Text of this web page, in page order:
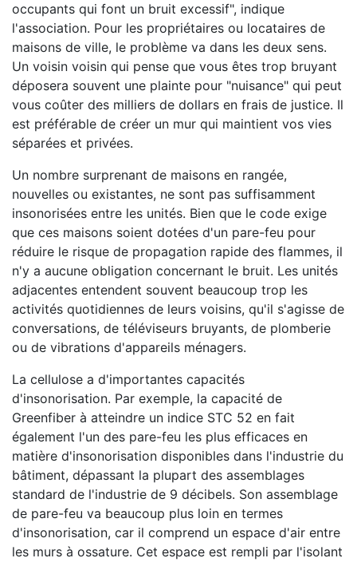
occupants qui font un bruit excessif", indique
l'association. Pour les propriétaires ou locataires de
maisons de ville, le problème va dans les deux sens.
Un voisin voisin qui pense que vous êtes trop bruyant
déposera souvent une plainte pour "nuisance" qui peut
vous coûter des milliers de dollars en frais de justice. Il
est préférable de créer un mur qui maintient vos vies
séparées et privées.
Un nombre surprenant de maisons en rangée,
nouvelles ou existantes, ne sont pas suffisamment
insonorisées entre les unités. Bien que le code exige
que ces maisons soient dotées d'un pare-feu pour
réduire le risque de propagation rapide des flammes, il
n'y a aucune obligation concernant le bruit. Les unités
adjacentes entendent souvent beaucoup trop les
activités quotidiennes de leurs voisins, qu'il s'agisse de
conversations, de téléviseurs bruyants, de plomberie
ou de vibrations d'appareils ménagers.
La cellulose a d'importantes capacités
d'insonorisation. Par exemple, la capacité de
Greenfiber à atteindre un indice STC 52 en fait
également l'un des pare-feu les plus efficaces en
matière d'insonorisation disponibles dans l'industrie du
bâtiment, dépassant la plupart des assemblages
standard de l'industrie de 9 décibels. Son assemblage
de pare-feu va beaucoup plus loin en termes
d'insonorisation, car il comprend un espace d'air entre
les murs à ossature. Cet espace est rempli par l'isolant